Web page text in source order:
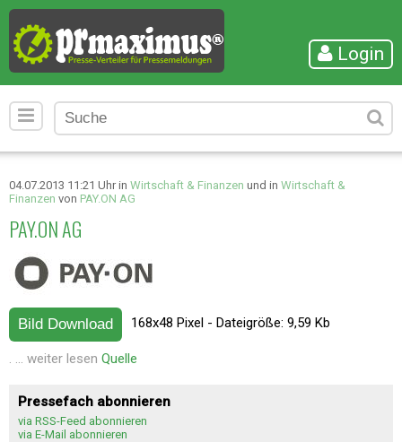
Login
04.07.2013 11:21 Uhr in Wirtschaft & Finanzen und in Wirtschaft &
Finanzen von PAY.ON AG
PAY.ON AG
Bild Download 168x48 Pixel - Dateigröße: 9,59 Kb
. ... weiter lesen Quelle
Pressefach abonnieren
via RSS-Feed abonnieren
via E-Mail abonnieren